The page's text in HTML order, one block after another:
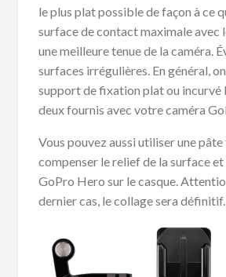
le plus plat possible de façon à ce
surface de contact maximale avec
une meilleure tenue de la caméra.
surfaces irrégulières. En général,
support de fixation plat ou incurvé
deux fournis avec votre caméra
Vous pouvez aussi utiliser une
compenser le relief de la surface
GoPro Hero sur le casque.
dernier cas, le collage sera définitif.